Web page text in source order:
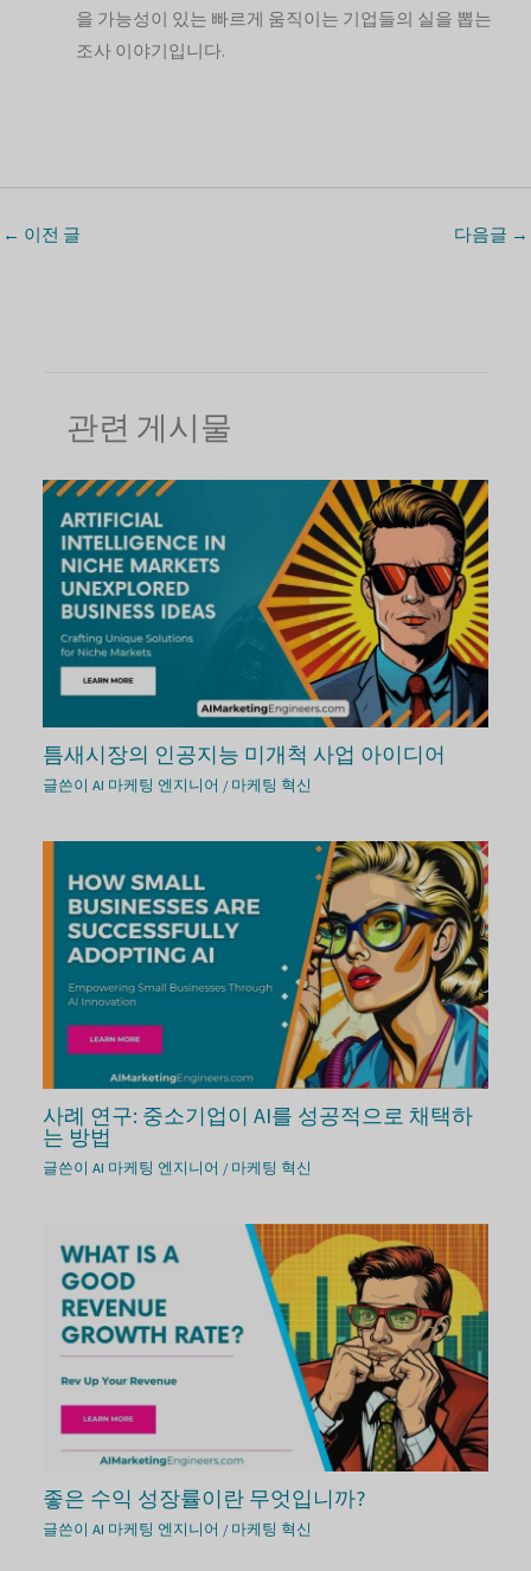
을 가능성이 있는 빠르게 움직이는 기업들의 실을 뽑는
조사 이야기입니다.
← 이전 글 다음글 →
관련 게시물
틈새시장의 인공지능 미개척 사업 아이디어
글쓴이AI 마케팅 엔지니어 /마케팅 혁신
사례 연구: 중소기업이 AI를 성공적으로 채택하
는 방법
글쓴이AI 마케팅 엔지니어 /마케팅 혁신
좋은 수익 성장률이란 무엇입니까?
글쓴이AI 마케팅 엔지니어 /마케팅 혁신